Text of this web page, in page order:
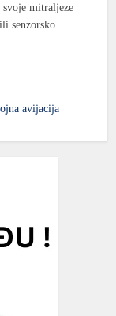
mitraljeze
senzorsko
avijacija